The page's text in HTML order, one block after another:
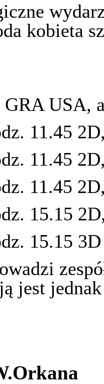
kobieta
USA,
11.45
11.45
11.45
15.15
15.15 3D
jest